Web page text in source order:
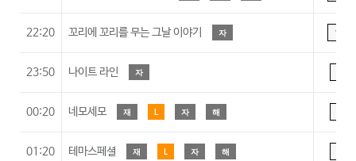
22:20 꼬리에 꼬리를 무는 그날 이야기 자 15
23:50 나이트 라인 자
00:20 네모세모 재 L 자 해
01:20 테마스페셜 재 L 자 해